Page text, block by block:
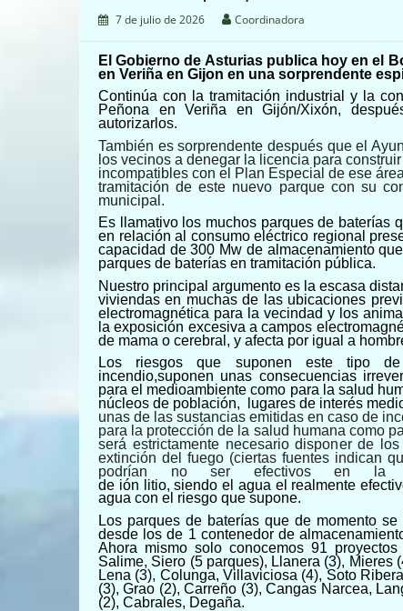
7 de julio de 2026 Coordinadora
El Gobierno de Asturias publica hoy en el
en Veriña en Gijon en una sorprendente
Continúa con la tramitación industrial y la
Peñona en Veriña en Gijón/Xixón,
autorizarlos.
También es sorprendente después que el
los vecinos a denegar la licencia para construir
incompatibles con el Plan Especial de ese
tramitación deeste nuevo parque con su
municipal.
Es llamativo los muchos parques de baterías
en relación al consumo eléctrico regional
capacidad de 300 Mw de almacenamiento
parques de baterías en tramitación pública.
Nuestro principal argumento es la escasa
viviendas en muchas de las ubicaciones
electromagnética para la vecindad y los
la exposición excesiva a campos
de mama o cerebral, y afecta por igual a
Los riesgos que suponen este tipo
incendio,suponen unas consecuencias
para el medioambiente como para la salud
núcleos de población, lugares de interés
unas de las sustancias emitidas en caso de
para la protección de la salud humana como
será estrictamente necesario disponer de
extinción del fuego (ciertas fuentes indican
podrían no ser efectivos en la
de ión litio, siendo el agua el realmente
agua con el riesgo que supone.
Los parques de baterías que de momento
desde los de 1 contenedor de
Ahora mismo solo conocemos 91
Salime, Siero (5 parques), Llanera (3), Mieres
Lena (3), Colunga, Villaviciosa (4), Soto
(3), Grao (2), Carreño (3), Cangas Narcea,
(2), Cabrales, Degaña.